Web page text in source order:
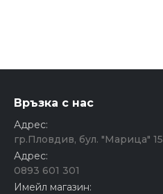
Връзка с нас
Адрес:
гр.Пловдив, бул. "Марица"
Адрес:
0893 601 301
Имейл магазин: